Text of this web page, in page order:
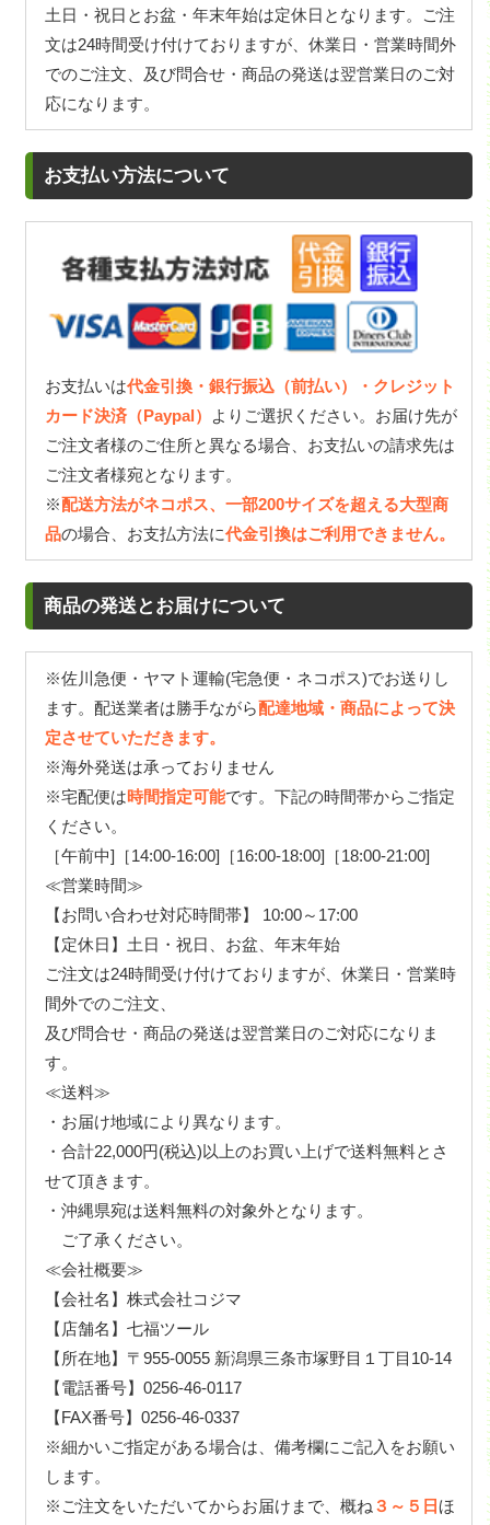
土日・祝日とお盆・年末年始は定休日となります。ご注
文は24時間受け付けておりますが、休業日・営業時間外
でのご注文、及び問合せ・商品の発送は翌営業日のご対
応になります。
お支払い方法について
お支払いは代金引換・銀行振込（前払い）・クレジット
カード決済（Paypal）
よりご選択ください。お届け先が
ご注文者様のご住所と異なる場合、お支払いの請求先は
ご注文者様宛となります。
※配送方法がネコポス、一部200サイズを超える大型商
品の場合、お支払方法に代金引換はご利用できません。
商品の発送とお届けについて
※佐川急便・ヤマト運輸(宅急便・ネコポス)でお送りし
ます。配送業者は勝手ながら配達地域・商品によって決
定させていただきます。
※海外発送は承っておりません
※宅配便は時間指定可能です。下記の時間帯からご指定
ください。
［午前中]［14:00-16:00]［16:00-18:00]［18:00-21:00]
≪営業時間≫
【お問い合わせ対応時間帯】 10:00～17:00
【定休日】土日・祝日、お盆、年末年始
ご注文は24時間受け付けておりますが、休業日・営業時
間外でのご注文、
及び問合せ・商品の発送は翌営業日のご対応になりま
す。
≪送料≫
・お届け地域により異なります。
・合計22,000円(税込)以上のお買い上げで送料無料とさ
せて頂きます。
・沖縄県宛は送料無料の対象外となります。
ご了承ください。
≪会社概要≫
【会社名】株式会社コジマ
【店舗名】七福ツール
【所在地】〒955-0055 新潟県三条市塚野目１丁目10-14
【電話番号】0256-46-0117
【FAX番号】0256-46-0337
※細かいご指定がある場合は、備考欄にご記入をお願い
します。
※ご注文をいただいてからお届けまで、概ね３～５日ほ